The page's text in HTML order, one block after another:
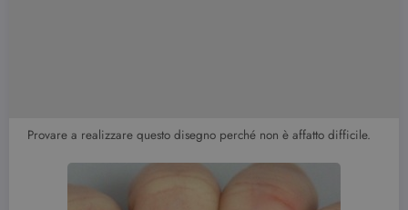
Provare a realizzare questo disegno perché non è affatto difficile.